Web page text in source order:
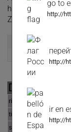
https://
Zimmone-
DATI
riferimento
tipologia
stato immobile
go to
http://
http://
ir en
http://